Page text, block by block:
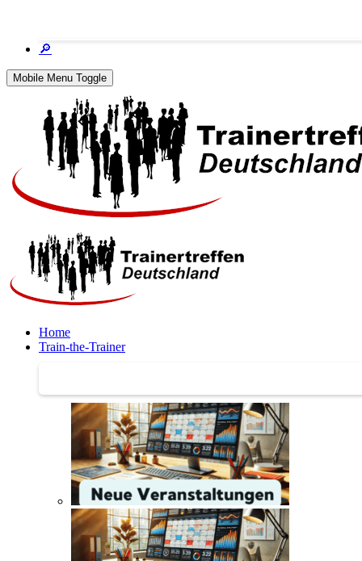
🔎
Mobile Menu Toggle
Home
Train-the-Trainer